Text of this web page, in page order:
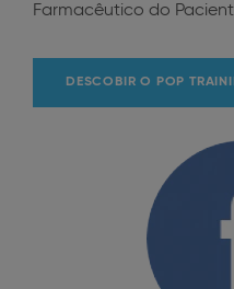
Farmacêutico do
DESCOBIR O POP